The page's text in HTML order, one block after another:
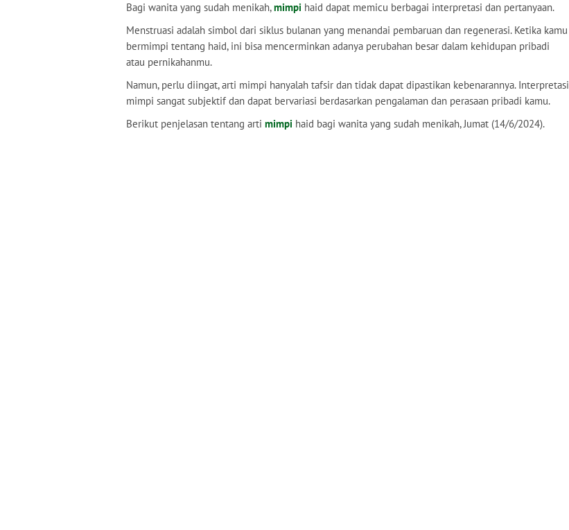
Bagi wanita yang sudah menikah,mimpi haid dapat memicu berbagai interpretasi dan pertanyaan.
Menstruasi adalah simbol dari siklus bulanan yang menandai pembaruan dan regenerasi. Ketika kamu
bermimpi tentang haid, ini bisa mencerminkan adanya perubahan besar dalam kehidupan pribadi
atau pernikahanmu.
Namun, perlu diingat, arti mimpi hanyalah tafsir dan tidak dapat dipastikan kebenarannya. Interpretasi
mimpi sangat subjektif dan dapat bervariasi berdasarkan pengalaman dan perasaan pribadi kamu.
Berikut penjelasan tentang arti mimpi haid bagi wanita yang sudah menikah, Jumat (14/6/2024).